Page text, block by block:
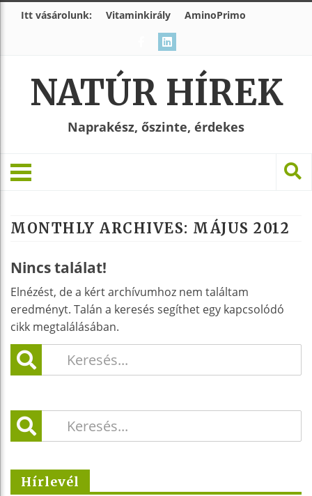
Itt vásárolunk: Vitaminkirály AminoPrimo
NATÚR HÍREK
Naprakész, őszinte, érdekes
MONTHLY ARCHIVES: MÁJUS 2012
Nincs találat!
Elnézést, de a kért archívumhoz nem találtam
eredményt. Talán a keresés segíthet egy kapcsolódó
cikk megtalálásában.
Hírlevél